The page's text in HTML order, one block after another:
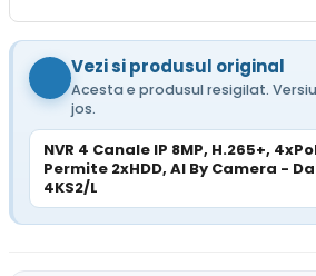
Vezi si produsul original
Acesta e produsul resigilat.
jos.
NVR 4 Canale IP 8MP, H.265+,
Permite 2xHDD, AI By Camera -
4KS2/L